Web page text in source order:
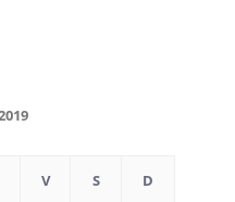
V S D